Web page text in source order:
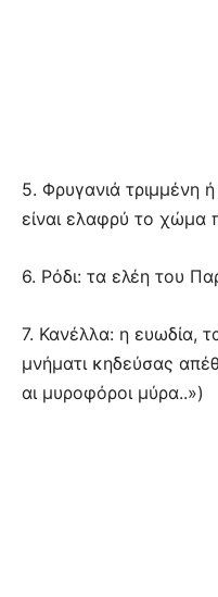
5. Φρυγανιά τριμμένη
είναι ελαφρύ το χώμα
6. Ρόδι: τα ελέη του
7. Κανέλλα: η ευωδία,
μνήματι κηδεύσας
αι μυροφόροι μύρα..»)